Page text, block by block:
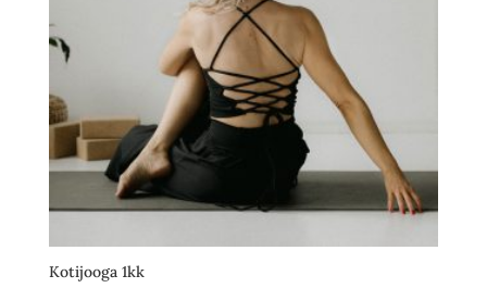
Kotijooga 1kk